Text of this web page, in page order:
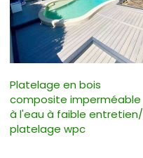
Platelage en bois
composite imperméable
à l'eau à faible entretien/
platelage wpc